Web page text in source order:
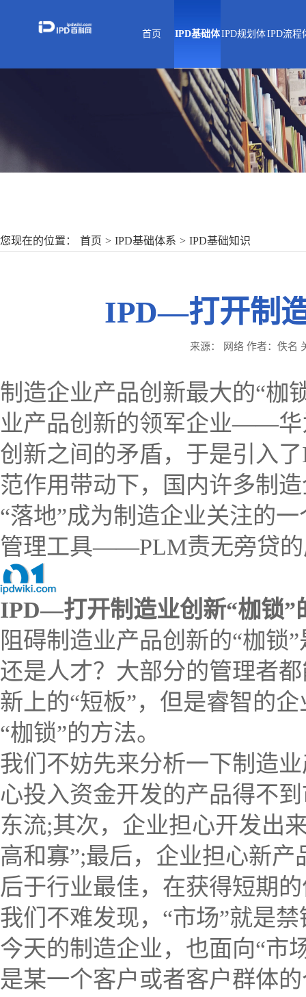
首页 IPD基础体
系
战略解码
产品/平台战略
研发战略
IPD基础知识
IPD规划体
系
平台规划
技术规划
产品规划
IPD流程
系
技术
产品
需求
IPD使
您现在的位置： 首页 > IPD基础体系 > IPD基础知识
IPD—打开制
来源： 网络 作者：佚名
制造企业产品创新最大的“枷
业产品创新的领军企业——华
创新之间的矛盾，于是引入
范作用带动下，国内许多制
“落地”成为制造企业关注的
管理工具——PLM责无旁贷的
IPD—打开制造业创新“枷锁”
阻碍制造业产品创新的“枷锁
还是人才？大部分的管理者
新上的“短板”，但是睿智的
“枷锁”的方法。
我们不妨先来分析一下制造
心投入资金开发的产品得不
东流;其次，企业担心开发出
高和寡”;最后，企业担心新
后于行业最佳，在获得短期
我们不难发现，“市场”就是
今天的制造企业，也面向“市
是某一个客户或者客户群体